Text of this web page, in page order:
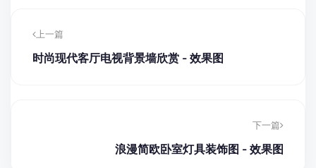
上一篇
时尚现代客厅电视背景墙欣赏 - 效果图
下一篇
浪漫简欧卧室灯具装饰图 - 效果图